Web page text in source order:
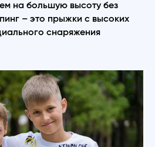
на большую высоту без
– это прыжки с высоких
снаряжения